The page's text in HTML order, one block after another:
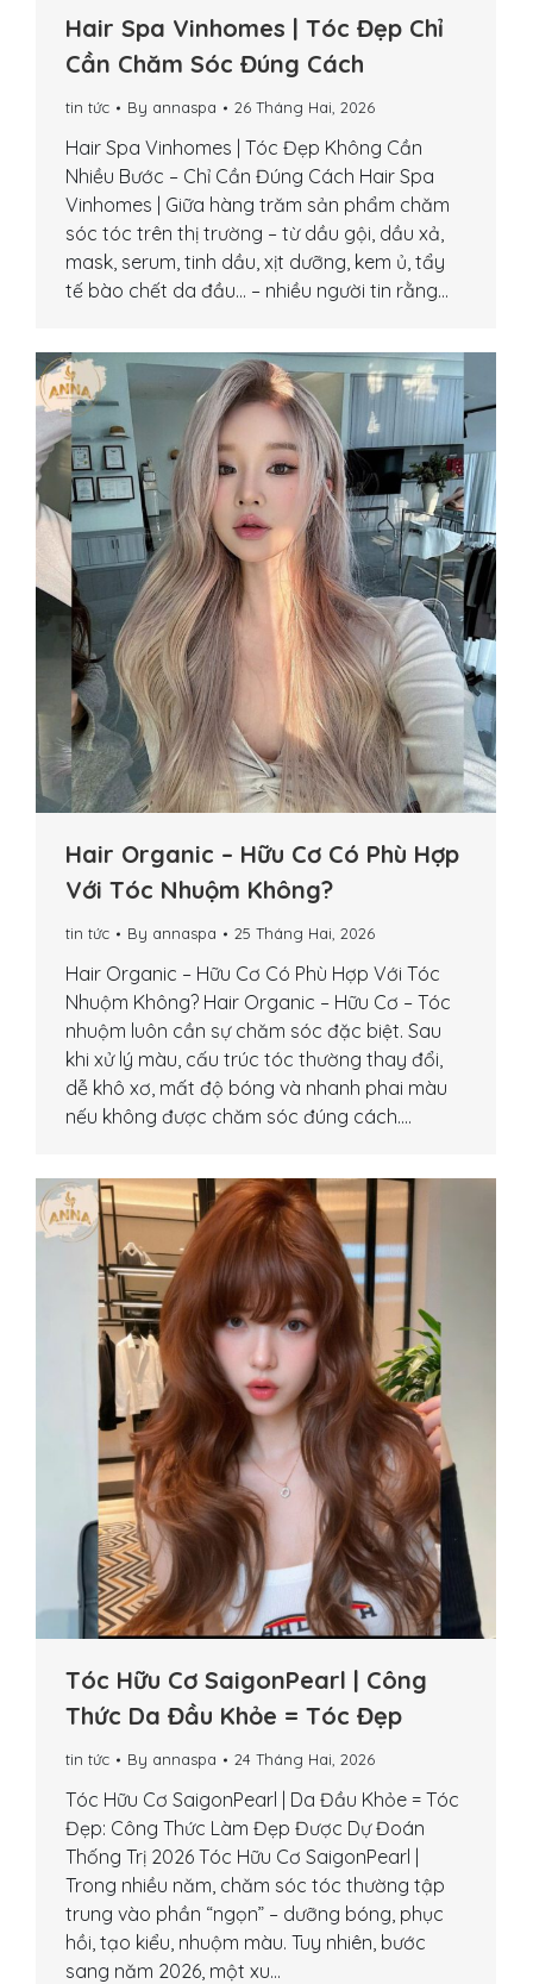
Hair Spa Vinhomes | Tóc Đẹp Chỉ
Cần Chăm Sóc Đúng Cách
tin tức By annaspa 26 Tháng Hai, 2026
Hair Spa Vinhomes | Tóc Đẹp Không Cần
Nhiều Bước – Chỉ Cần Đúng Cách Hair Spa
Vinhomes | Giữa hàng trăm sản phẩm chăm
sóc tóc trên thị trường – từ dầu gội, dầu xả,
mask, serum, tinh dầu, xịt dưỡng, kem ủ, tẩy
tế bào chết da đầu… – nhiều người tin rằng…
Hair Organic – Hữu Cơ Có Phù Hợp
Với Tóc Nhuộm Không?
tin tức By annaspa 25 Tháng Hai, 2026
Hair Organic – Hữu Cơ Có Phù Hợp Với Tóc
Nhuộm Không? Hair Organic – Hữu Cơ – Tóc
nhuộm luôn cần sự chăm sóc đặc biệt. Sau
khi xử lý màu, cấu trúc tóc thường thay đổi,
dễ khô xơ, mất độ bóng và nhanh phai màu
nếu không được chăm sóc đúng cách.…
Tóc Hữu Cơ SaigonPearl | Công
Thức Da Đầu Khỏe = Tóc Đẹp
tin tức By annaspa 24 Tháng Hai, 2026
Tóc Hữu Cơ SaigonPearl | Da Đầu Khỏe = Tóc
Đẹp: Công Thức Làm Đẹp Được Dự Đoán
Thống Trị 2026 Tóc Hữu Cơ SaigonPearl |
Trong nhiều năm, chăm sóc tóc thường tập
trung vào phần “ngọn” – dưỡng bóng, phục
hồi, tạo kiểu, nhuộm màu. Tuy nhiên, bước
sang năm 2026, một xu…